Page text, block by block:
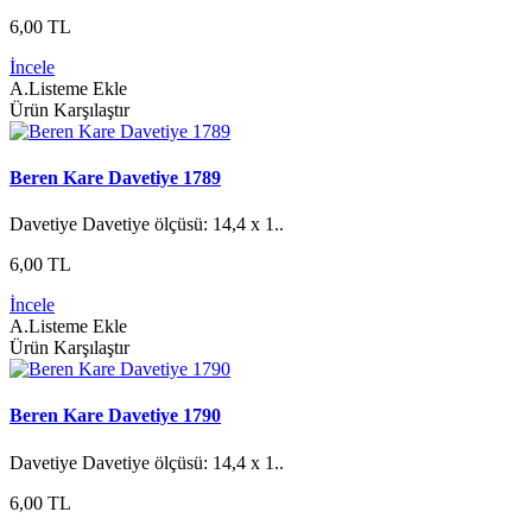
6,00 TL
İncele
A.Listeme Ekle
Ürün Karşılaştır
Beren Kare Davetiye 1789
Davetiye Davetiye ölçüsü: 14,4 x 1..
6,00 TL
İncele
A.Listeme Ekle
Ürün Karşılaştır
Beren Kare Davetiye 1790
Davetiye Davetiye ölçüsü: 14,4 x 1..
6,00 TL